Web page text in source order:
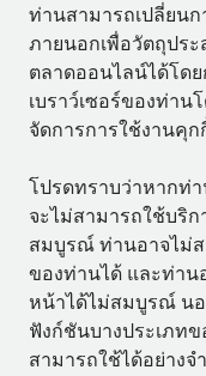
ท่านสามารถเปลี่ยน
ภายนอกเพื่อวัตถุปร
ตลาดออนไลน์ได้โด
เบราว์เซอร์ของท่า
จัดการการใช้งานคุก
โปรดทราบว่าหากท่
จะไม่สามารถใช้บริ
สมบูรณ์ ท่านอาจไม่ส
ของท่านได้ และท่าน
หน้าได้ไม่สมบูรณ์ น
ฟังก์ชันบางประเภท
สามารถใช้ได้อย่างจ